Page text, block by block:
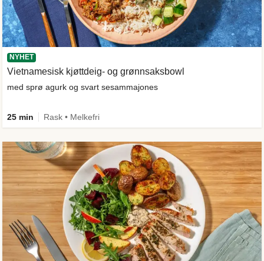
NYHET
Vietnamesisk kjøttdeig- og grønnsaksbowl
med sprø agurk og svart sesammajones
25 min Rask • Melkefri